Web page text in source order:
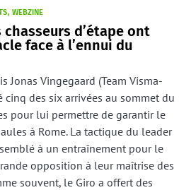
WEBZINE
chasseurs d’étape ont
face à l’ennui du
Jonas Vingegaard (Team Visma-
cinq des six arrivées au sommet du
pour lui permettre de garantir le
à Rome. La tactique du leader
à un entraînement pour le
opposition à leur maîtrise des
souvent, le Giro a offert des